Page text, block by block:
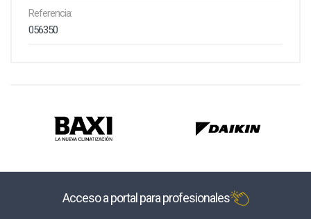
Referencia:
056350
Acceso a portal para profesionales